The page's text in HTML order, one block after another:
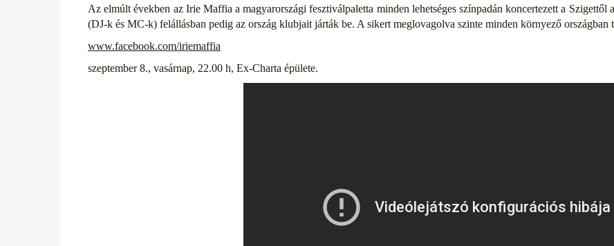
Az elmúlt években az Irie Maffia a magyarországi fesztiválpaletta minden lehetséges színpadán koncertezett a
(DJ-k és MC-k) felállásban pedig az ország klubjait járták be. A sikert meglovagolva szinte minden környező országban
www.facebook.com/iriemaffia
szeptember 8., vasárnap, 22.00 h, Ex-Charta épülete.